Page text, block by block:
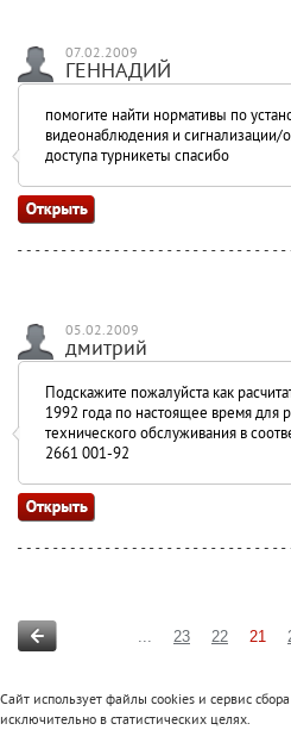
07.02.2009
ГЕННАДИЙ
помогите найти нормативы по
видеонаблюдения и сигнализации/
доступа турникеты спасибо
05.02.2009
дмитрий
Подскажите пожалуйста как
1992 года по настоящее время для
технического обслуживания в
2661 001-92
... 23 22 21
Сайт использует файлы cookies и сервис
исключительно в статистических целях.